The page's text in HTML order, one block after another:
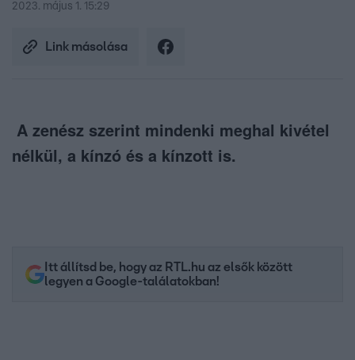
2023. május 1. 15:29
Link másolása
A zenész szerint mindenki meghal kivétel
nélkül, a kínzó és a kínzott is.
Itt állítsd be, hogy az RTL.hu az elsők között
legyen a Google-találatokban!